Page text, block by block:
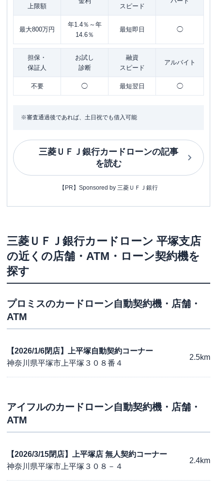
上限額
スピード
最大800万円
年1.4％～年
14.6％
最短即日 ◯
担保・
保証人
お試し
診断
融資
スピード
アルバイト
不要 ◯ 最短翌日 ◯
※審査通過後であれば、土日祝でも借入可能
三菱ＵＦＪ銀行カードローンの記事
を読む
【PR】Sponsored by 三菱ＵＦＪ銀行
三菱ＵＦＪ銀行カードローン 平塚支店
の近くの店舗・ATM・ローン契約機を
探す
プロミスのカードローン自動契約機・店舗・
ATM
【2026/1/6閉店】上平塚自動契約コーナー
神奈川県平塚市上平塚３０８番４
2.5km
アイフルのカードローン自動契約機・店舗・
ATM
【2026/3/15閉店】上平塚店 無人契約コーナー
神奈川県平塚市上平塚３０８－４
2.4km